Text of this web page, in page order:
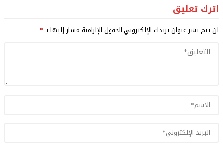
اترك تعليق
لن يتم نشر عنوان بريدك الإلكتروني.الحقول الإلزامية مشار إليها بـ*